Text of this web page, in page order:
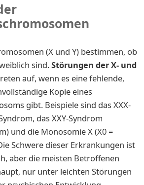
(X und Y) bestimmen, ob
sind.Störungen der X- und
auf, wenn es eine fehlende,
Kopie eines
gibt. Beispiele sind das XXX-
das XXY-Syndrom
und die Monosomie X (X0 =
Schwere dieser Erkrankungen ist
aber die meisten Betroffenen
nur unter leichten Störungen